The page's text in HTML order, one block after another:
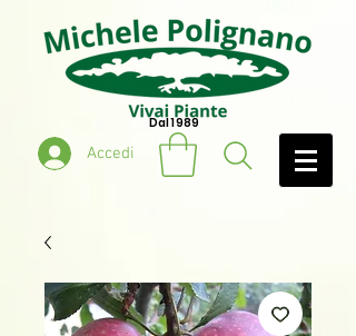
Accedi
Dal 1989